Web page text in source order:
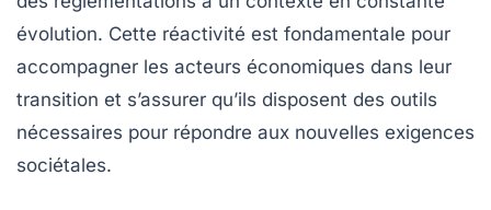
évolution. Cette réactivité est fondamentale pour
accompagner les acteurs économiques dans leur
transition et s’assurer qu’ils disposent des outils
nécessaires pour répondre aux nouvelles exigences
sociétales.